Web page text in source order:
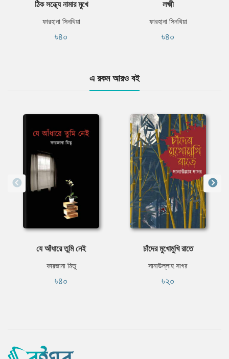
ঠিক সন্ধ্যে নামার মুখে
ফারহানা সিনথিয়া
৳৪০
লক্ষ্মী
ফারহানা সিনথিয়া
৳৪০
এ রকম আরও বই
যে আঁধারে তুমি নেই
ফারজানা মিতু
৳৪০
চাঁদের মুখোমুখি রাতে
সানাউল্লাহ সাগর
৳২০